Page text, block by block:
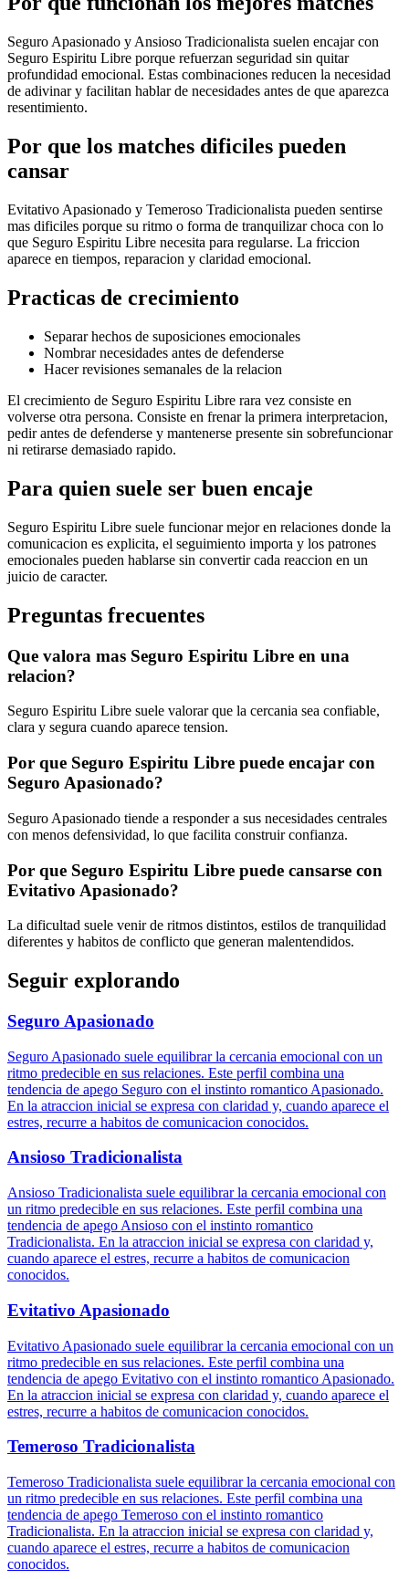
Seguro Apasionado y Ansioso Tradicionalista suelen encajar con
Seguro Espiritu Libre porque refuerzan seguridad sin quitar
profundidad emocional. Estas combinaciones reducen la necesidad
de adivinar y facilitan hablar de necesidades antes de que aparezca
resentimiento.
Por que los matches dificiles pueden
cansar
Evitativo Apasionado y Temeroso Tradicionalista pueden sentirse
mas dificiles porque su ritmo o forma de tranquilizar choca con lo
que Seguro Espiritu Libre necesita para regularse. La friccion
aparece en tiempos, reparacion y claridad emocional.
Practicas de crecimiento
Separar hechos de suposiciones emocionales
Nombrar necesidades antes de defenderse
Hacer revisiones semanales de la relacion
El crecimiento de Seguro Espiritu Libre rara vez consiste en
volverse otra persona. Consiste en frenar la primera interpretacion,
pedir antes de defenderse y mantenerse presente sin sobrefuncionar
ni retirarse demasiado rapido.
Para quien suele ser buen encaje
Seguro Espiritu Libre suele funcionar mejor en relaciones donde la
comunicacion es explicita, el seguimiento importa y los patrones
emocionales pueden hablarse sin convertir cada reaccion en un
juicio de caracter.
Preguntas frecuentes
Que valora mas Seguro Espiritu Libre en una
relacion?
Seguro Espiritu Libre suele valorar que la cercania sea confiable,
clara y segura cuando aparece tension.
Por que Seguro Espiritu Libre puede encajar con
Seguro Apasionado?
Seguro Apasionado tiende a responder a sus necesidades centrales
con menos defensividad, lo que facilita construir confianza.
Por que Seguro Espiritu Libre puede cansarse con
Evitativo Apasionado?
La dificultad suele venir de ritmos distintos, estilos de tranquilidad
diferentes y habitos de conflicto que generan malentendidos.
Seguir explorando
Seguro Apasionado
Seguro Apasionado suele equilibrar la cercania emocional con un
ritmo predecible en sus relaciones. Este perfil combina una
tendencia de apego Seguro con el instinto romantico Apasionado.
En la atraccion inicial se expresa con claridad y, cuando aparece el
estres, recurre a habitos de comunicacion conocidos.
Ansioso Tradicionalista
Ansioso Tradicionalista suele equilibrar la cercania emocional con
un ritmo predecible en sus relaciones. Este perfil combina una
tendencia de apego Ansioso con el instinto romantico
Tradicionalista. En la atraccion inicial se expresa con claridad y,
cuando aparece el estres, recurre a habitos de comunicacion
conocidos.
Evitativo Apasionado
Evitativo Apasionado suele equilibrar la cercania emocional con un
ritmo predecible en sus relaciones. Este perfil combina una
tendencia de apego Evitativo con el instinto romantico Apasionado.
En la atraccion inicial se expresa con claridad y, cuando aparece el
estres, recurre a habitos de comunicacion conocidos.
Temeroso Tradicionalista
Temeroso Tradicionalista suele equilibrar la cercania emocional con
un ritmo predecible en sus relaciones. Este perfil combina una
tendencia de apego Temeroso con el instinto romantico
Tradicionalista. En la atraccion inicial se expresa con claridad y,
cuando aparece el estres, recurre a habitos de comunicacion
conocidos.